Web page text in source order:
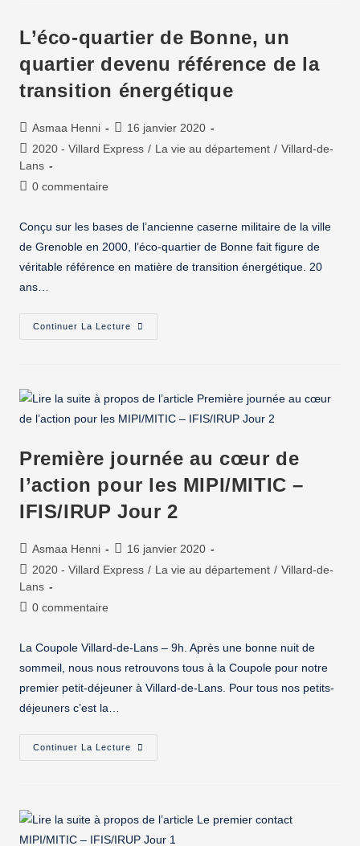
L’éco-quartier de Bonne, un
quartier devenu référence de la
transition énergétique
Asmaa Henni
16 janvier 2020
2020 - Villard Express / La vie au département / Villard-de-
Lans
0 commentaire
Conçu sur les bases de l’ancienne caserne militaire de la ville
de Grenoble en 2000, l’éco-quartier de Bonne fait figure de
véritable référence en matière de transition énergétique. 20
ans…
Continuer La Lecture
Première journée au cœur de
l’action pour les MIPI/MITIC –
IFIS/IRUP Jour 2
Asmaa Henni
16 janvier 2020
2020 - Villard Express / La vie au département / Villard-de-
Lans
0 commentaire
La Coupole Villard-de-Lans – 9h. Après une bonne nuit de
sommeil, nous nous retrouvons tous à la Coupole pour notre
premier petit-déjeuner à Villard-de-Lans. Pour tous nos petits-
déjeuners c’est la…
Continuer La Lecture